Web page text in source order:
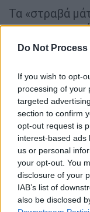
Do Not
If you wish to opt-
processing of your
targeted
section to confirm
opt-out request is
interest-based ads
us or personal
your opt-out. You
disclosure of your
IAB’s list of
also be disclosed
Τα «στραβά
που - όπως
με το ποτάμι,
ελληνικά
Οι
24ωρο για να
κυκλώματα
από την
κάμερεςπου
του ποταμού